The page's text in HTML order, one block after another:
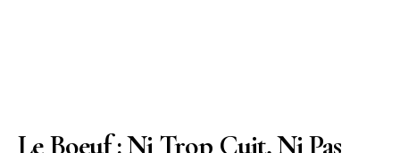
Le Boeuf : Ni Trop Cuit, Ni Pas